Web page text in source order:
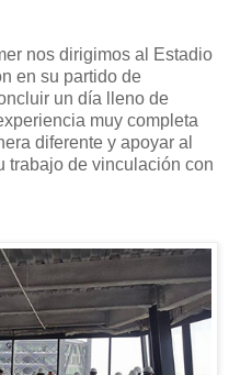
nos dirigimos al Estadio
en su partido de
un día lleno de
muy completa
diferente y apoyar al
trabajo de vinculación con